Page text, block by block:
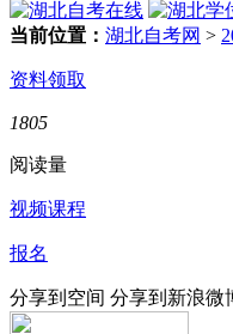
当前位置： 湖北自考网 >
资料领取
1805
阅读量
视频课程
报名
分享到空间 分享到新浪微